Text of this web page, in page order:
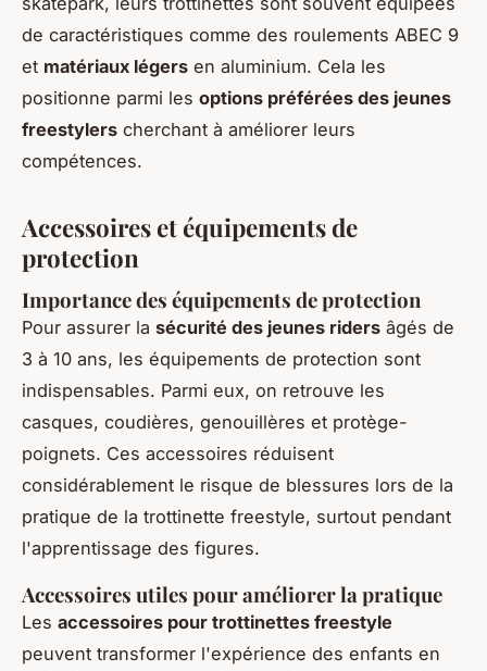
de caractéristiques comme des roulements ABEC 9
et matériaux légers en aluminium. Cela les
positionne parmi les options préférées des jeunes
freestylers cherchant à améliorer leurs
compétences.
Accessoires et équipements de
protection
Importance des équipements de protection
Pour assurer la sécurité des jeunes riders âgés de
3 à 10 ans, les équipements de protection sont
indispensables. Parmi eux, on retrouve les
casques, coudières, genouillères et protège-
poignets. Ces accessoires réduisent
considérablement le risque de blessures lors de la
pratique de la trottinette freestyle, surtout pendant
l'apprentissage des figures.
Accessoires utiles pour améliorer la pratique
Les accessoires pour trottinettes freestyle
peuvent transformer l'expérience des enfants en